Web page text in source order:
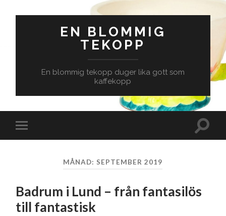
EN BLOMMIG
TEKOPP
En blommig tekopp duger lika gott som
kaffekopp
Slå
på/av
Slå
MÅNAD: SEPTEMBER 2019
Badrum i Lund – från fantasilös
till fantastisk